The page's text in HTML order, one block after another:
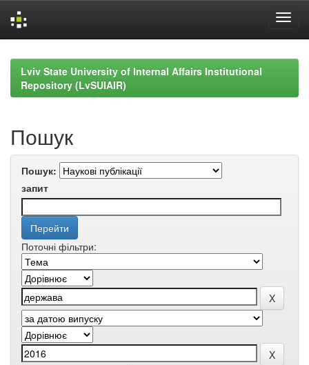
navigationLviv State University of Internal Affairs Institutional
Repository (LvSUIAIR)
Пошук
Пошук:
запит
Поточні фільтри: